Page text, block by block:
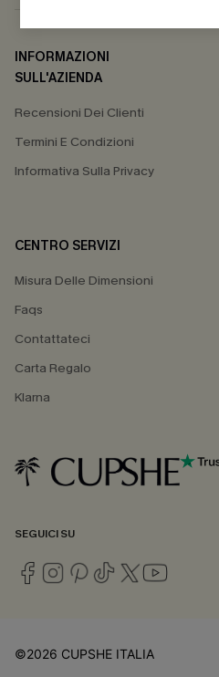
INFORMAZIONI
SULL'AZIENDA
Recensioni Dei Clienti
Termini E Condizioni
Informativa Sulla Privacy
CENTRO SERVIZI
Misura Delle Dimensioni
Faqs
Contattateci
Carta Regalo
Klarna
SEGUICI SU
©2026 CUPSHE ITALIA